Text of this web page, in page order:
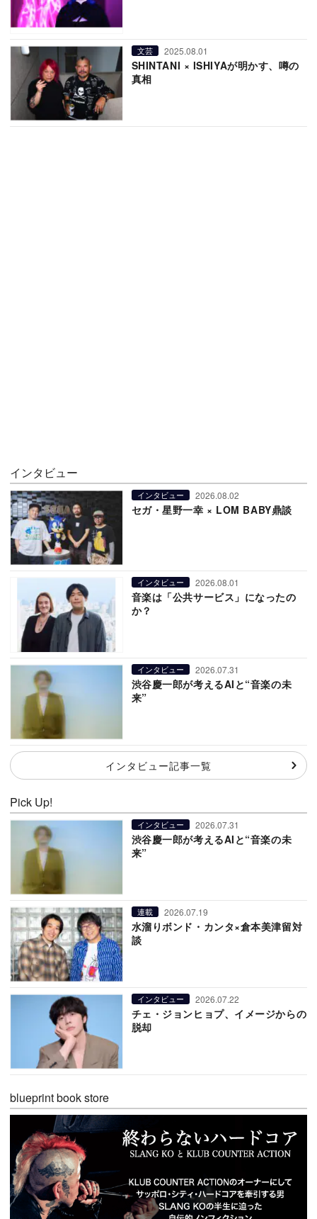
文芸 2025.08.01
SHINTANI × ISHIYAが明かす、噂の
真相
インタビュー
インタビュー 2026.08.02
セガ・星野一幸 × LOM BABY鼎談
インタビュー 2026.08.01
音楽は「公共サービス」になったの
か？
インタビュー 2026.07.31
渋谷慶一郎が考えるAIと“音楽の未
来”
インタビュー記事一覧
Pick Up!
インタビュー 2026.07.31
渋谷慶一郎が考えるAIと“音楽の未
来”
連載 2026.07.19
水溜りボンド・カンタ×倉本美津留対
談
インタビュー 2026.07.22
チェ・ジョンヒョプ、イメージからの
脱却
blueprint book store